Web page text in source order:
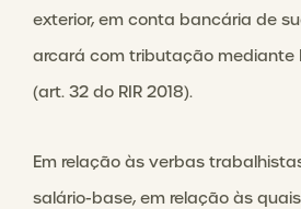
exterior, em conta bancária de
arcará com tributação mediante
(art. 32 do RIR 2018).
Em relação às verbas
salário-base, em relação às